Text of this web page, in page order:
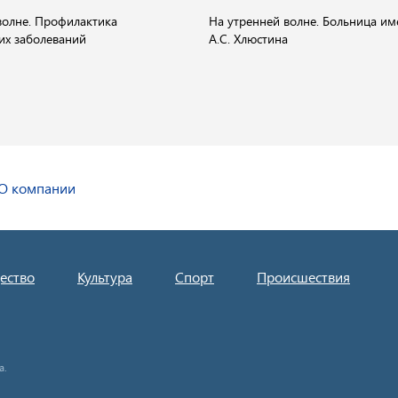
Профилактика
заболеваний
На утренней волне. Больница
А.С. Хлюстина
компании
Культура Спорт Происшествия